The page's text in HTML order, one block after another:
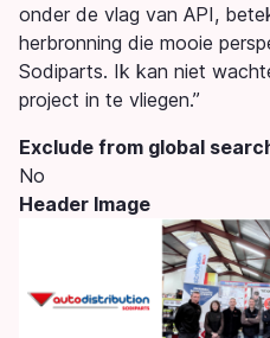
onder de vlag van API,
herbronning die mooie
Sodiparts. Ik kan niet
project in te vliegen.”
Exclude from global
No
Header Image